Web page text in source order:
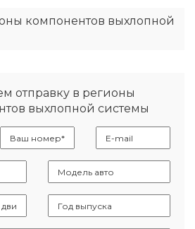
компонентов выхлопной
отправку в регионы
выхлопной системы